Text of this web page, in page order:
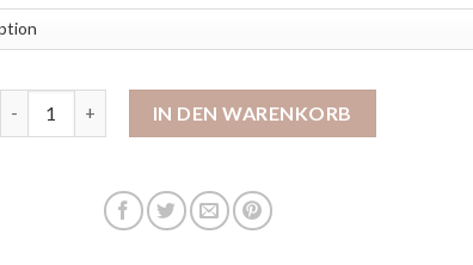
IN DEN WARENKORB